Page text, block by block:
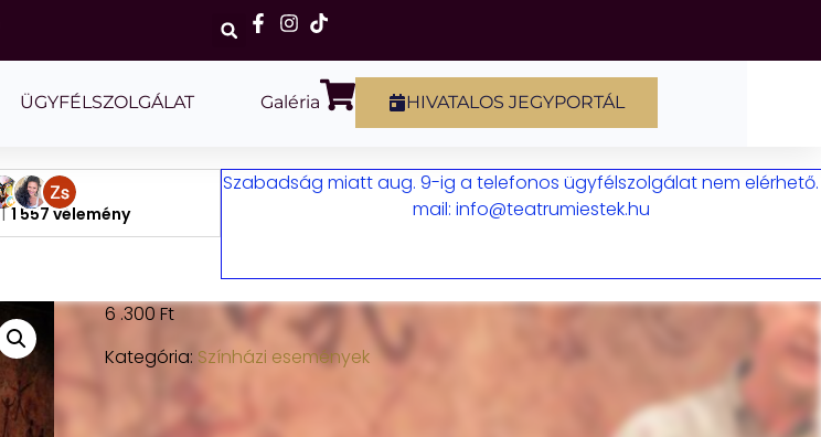
ÜGYFÉLSZOLGÁLAT Galéria HIVATALOS JEGYPORTÁL
1 557 vélemény
Szabadság miatt aug. 9-ig a telefonos ügyfélszolgálat nem elérhető.
mail: info@teatrumiestek.hu
6 .300Ft
Kategória: Színházi események